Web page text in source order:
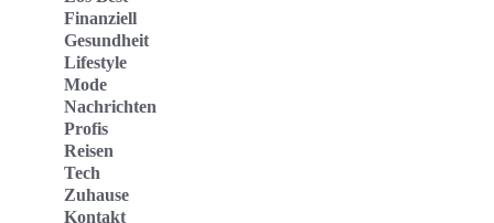
Finanziell
Gesundheit
Lifestyle
Mode
Nachrichten
Profis
Reisen
Tech
Zuhause
Kontakt